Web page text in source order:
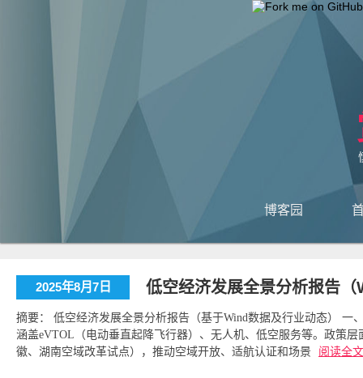
博客园
2025年8月7日 低空经济发展全景分析报告（
摘要： 低空经济发展全景分析报告（基于Wind数据及行业动态） 一
涵盖eVTOL（电动垂直起降飞行器）、无人机、低空服务等。政策
徽、湖南空域改革试点），推动空域开放、适航认证和场景
阅读全文